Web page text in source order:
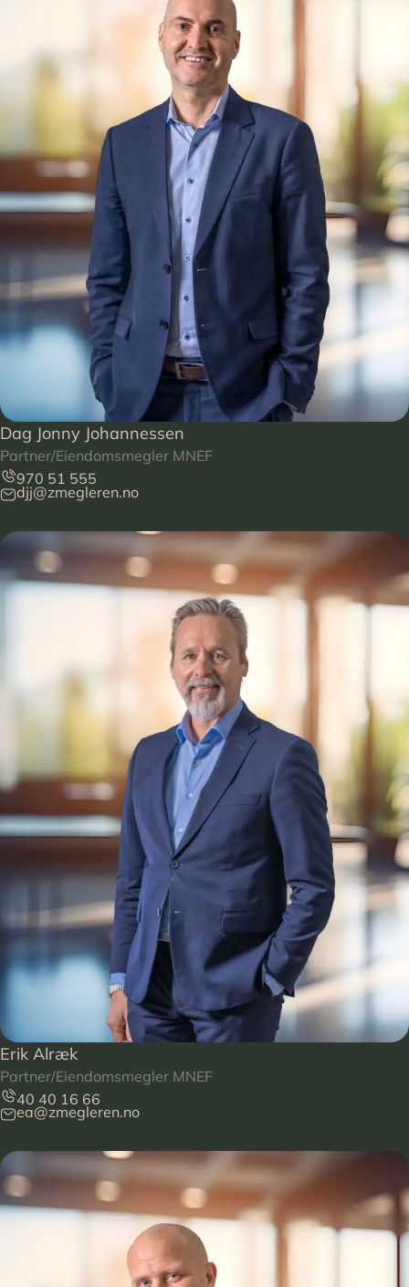
Dag Jonny Johannessen
Partner/Eiendomsmegler MNEF
970 51 555
djj@zmegleren.no
Erik Alræk
Partner/Eiendomsmegler MNEF
40 40 16 66
ea@zmegleren.no